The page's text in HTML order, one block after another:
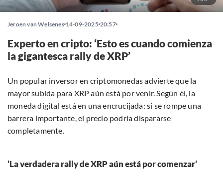
Jeroen van Welsenes 14-09-2025 20:57
Experto en cripto: ‘Esto es cuando comienza
la gigantesca rally de XRP’
Un popular inversor en criptomonedas advierte que la
mayor subida para XRP aún está por venir. Según él, la
moneda digital está en una encrucijada: si se rompe una
barrera importante, el precio podría dispararse
completamente.
‘La verdadera rally de XRP aún está por comenzar’